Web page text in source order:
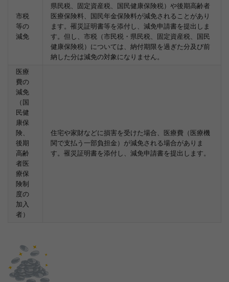
市税
等の
減免
県民税、固定資産税、国民健康保険税）や後期高齢者
医療保険料、国民年金保険料が減免されることがあり
ます。罹災証明書等を添付し、減免申請書を提出しま
す。但し、市税（市民税・県民税、固定資産税、国民
健康保険税）については、納付期限を過ぎた分及び前
納した分は減免の対象になりません。
医療
費の
減免
（国
民健
康保
険、
後期
高齢
者医
療保
険制
度の
加入
者）
住宅や家財などに損害を受けた場合、医療費（医療機
関で支払う一部負担金）が減免される場合がありま
す。罹災証明書を添付し、減免申請書を提出します。